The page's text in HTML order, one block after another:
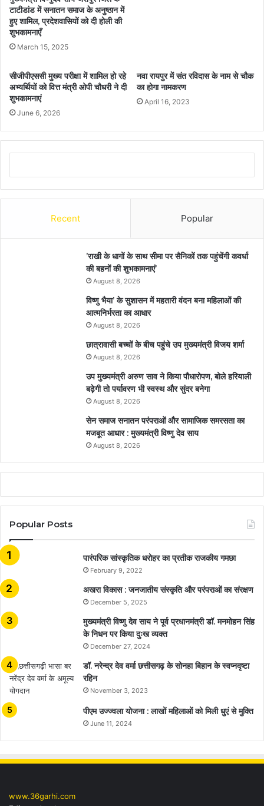
टाटीडांड में सनातन समाज के अनुष्ठान में
हुए शामिल, प्रदेशवासियों को दी होली की
शुभकामनाएँ
March 15, 2025
सीजीपीएससी मुख्य परीक्षा में शामिल हो रहे
अभ्यर्थियों को वित्त मंत्री ओपी चौधरी ने दी
शुभकामनाएं
June 6, 2026
नवा रायपुर में संत रविदास के नाम से चौक
का होगा नामकरण
April 16, 2023
Recent Popular
’राखी के धागों के साथ सीमा पर सैनिकों तक पहुंचेंगी कवर्धा
की बहनों की शुभकामनाएं’
August 8, 2026
विष्णु भैया’ के सुशासन में महतारी वंदन बना महिलाओं की
आत्मनिर्भरता का आधार
August 8, 2026
छात्रावासी बच्चों के बीच पहुंचे उप मुख्यमंत्री विजय शर्मा
August 8, 2026
उप मुख्यमंत्री अरुण साव ने किया पौधारोपण, बोले हरियाली
बढ़ेगी तो पर्यावरण भी स्वस्थ और सुंदर बनेगा
August 8, 2026
सेन समाज सनातन परंपराओं और सामाजिक समरसता का
मजबूत आधार : मुख्यमंत्री विष्णु देव साय
August 8, 2026
Popular Posts
​​​​​​​पारंपरिक सांस्कृतिक धरोहर का प्रतीक राजकीय गमछा
February 9, 2022
अखरा विकास : जनजातीय संस्कृति और परंपराओं का संरक्षण
December 5, 2025
मुख्यमंत्री विष्णु देव साय ने पूर्व प्रधानमंत्री डॉ. मनमोहन सिंह
के निधन पर किया दुःख व्यक्त
December 27, 2024
डॉ. नरेन्द्र देव वर्मा छत्तीसगढ़ के सोनहा बिहान के स्वप्नदृष्टा
रहिन
November 3, 2023
पीएम उज्ज्वला योजना : लाखों महिलाओं को मिली धुएं से मुक्ति
June 11, 2024
www.36garhi.com